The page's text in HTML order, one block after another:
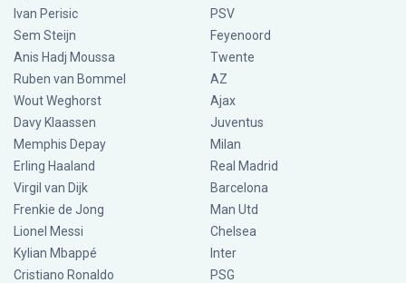
Ivan Perisic
Sem Steijn
Anis Hadj Moussa
Ruben van Bommel
Wout Weghorst
Davy Klaassen
Memphis Depay
Erling Haaland
Virgil van Dijk
Frenkie de Jong
Lionel Messi
Kylian Mbappé
Cristiano Ronaldo
PSV
Feyenoord
Twente
AZ
Ajax
Juventus
Milan
Real Madrid
Barcelona
Man Utd
Chelsea
Inter
PSG